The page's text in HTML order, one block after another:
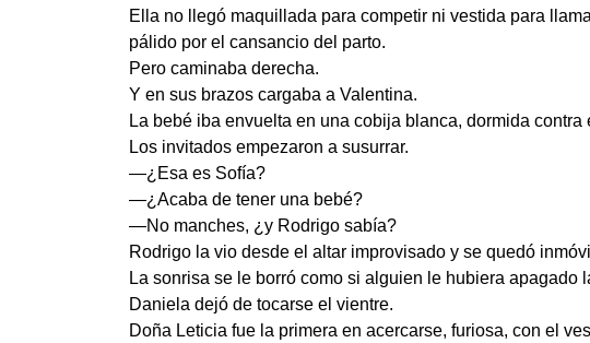
Ella no llegó maquillada para competir ni vestida para
pálido por el cansancio del parto.
Pero caminaba derecha.
Y en sus brazos cargaba a Valentina.
La bebé iba envuelta en una cobija blanca, dormida contra
Los invitados empezaron a susurrar.
—¿Esa es Sofía?
—¿Acaba de tener una bebé?
—No manches, ¿y Rodrigo sabía?
Rodrigo la vio desde el altar improvisado y se quedó
La sonrisa se le borró como si alguien le hubiera apagado
Daniela dejó de tocarse el vientre.
Doña Leticia fue la primera en acercarse, furiosa, con el